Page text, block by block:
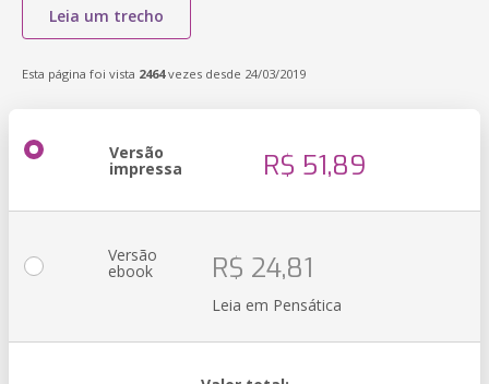
Leia um trecho
Esta página foi vista 2464vezes desde 24/03/2019
Versão
impressa R$ 51,89
Versão
ebook R$ 24,81
Leia em Pensática